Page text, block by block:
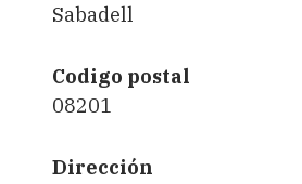
Sabadell
Codigo postal
08201
Dirección